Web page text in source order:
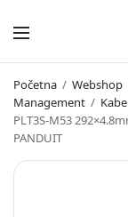
Početna / Webshop
Management /
PLT3S-M53
PANDUIT